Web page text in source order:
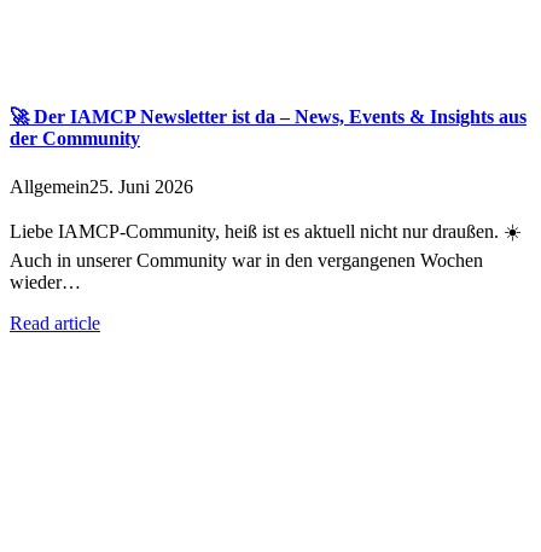
🚀 Der IAMCP Newsletter ist da – News, Events & Insights aus
der Community
Allgemein25. Juni 2026
Liebe IAMCP-Community, heiß ist es aktuell nicht nur draußen. ☀️
Auch in unserer Community war in den vergangenen Wochen
wieder…
Read article